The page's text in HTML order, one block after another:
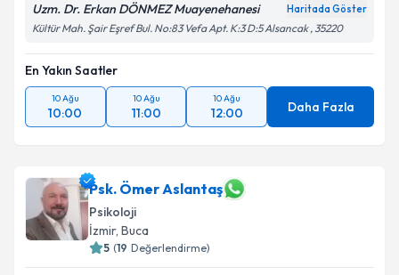
Uzm. Dr. Erkan DÖNMEZ Muayenehanesi Haritada Göster
Kültür Mah. Şair Eşref Bul. No:83 Vefa Apt. K:3 D:5 Alsancak , 35220
En Yakın Saatler
10 Ağu
10:00
10 Ağu
11:00
10 Ağu
12:00 Daha Fazla
Psk. Ömer Aslantaş
Psikoloji
İzmir, Buca
5 (19 Değerlendirme)